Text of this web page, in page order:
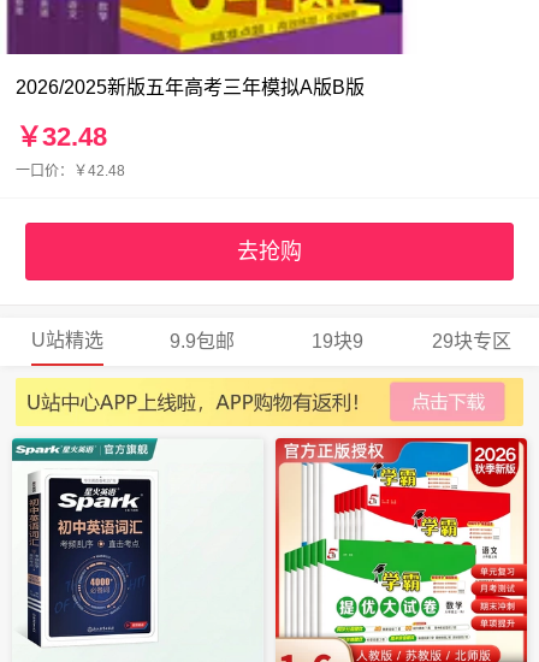
2026/2025新版五年高考三年模拟A版B版
￥32.48
一口价：￥42.48
去抢购
U站精选 9.9包邮 19块9 29块专区